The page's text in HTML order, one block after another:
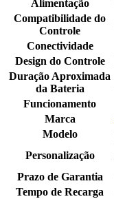
Alimentação
Compatibilidade do
Controle
Conectividade
Design do Controle
Duração Aproximada
da Bateria
Funcionamento
Marca
Modelo
Personalização
Prazo de Garantia
Tempo de Recarga